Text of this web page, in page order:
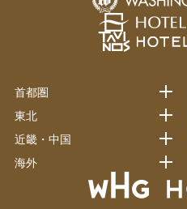
首都圏
東北
近畿・中国
海外